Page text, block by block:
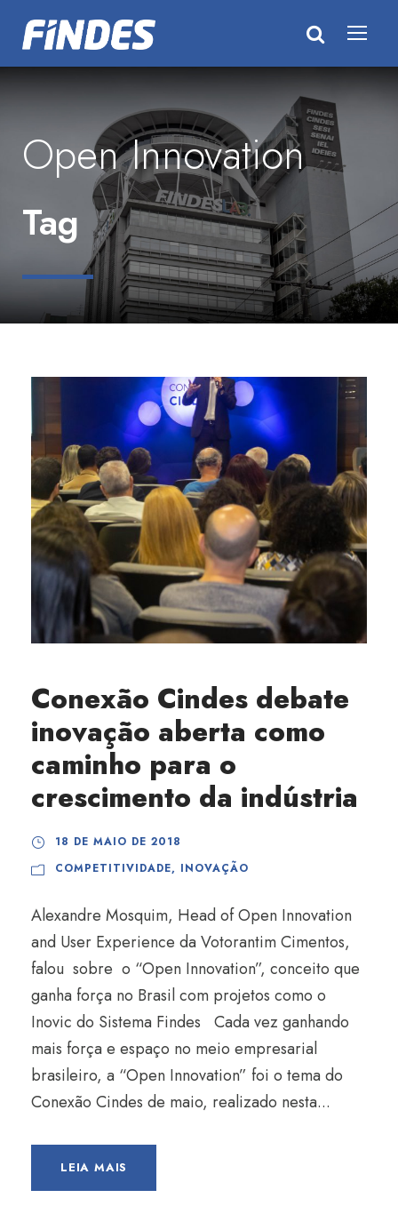
Open Innovation
Tag
Conexão Cindes debate
inovação aberta como
caminho para o
crescimento da indústria
18 DE MAIO DE 2018
COMPETITIVIDADE, INOVAÇÃO
Alexandre Mosquim, Head of Open Innovation
and User Experience da Votorantim Cimentos,
falou sobre o “Open Innovation”, conceito que
ganha força no Brasil com projetos como o
Inovic do Sistema Findes Cada vez ganhando
mais força e espaço no meio empresarial
brasileiro, a “Open Innovation” foi o tema do
Conexão Cindes de maio, realizado nesta...
LEIA MAIS